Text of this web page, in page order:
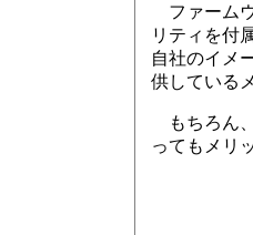
ファーム
リティを付
自社のイメ
供している
もちろん
ってもメリ